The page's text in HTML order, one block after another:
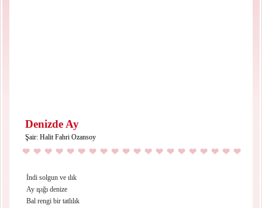
Denizde Ay
Şair: Halit Fahri Ozansoy
İndi solgun ve ılık
Ay ışığı denize
Bal rengi bir tatlılık